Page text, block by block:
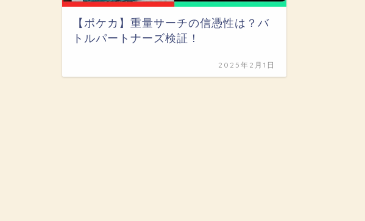
【ポケカ】重量サーチの信憑性は？バ
トルパートナーズ検証！
2025年2月1日